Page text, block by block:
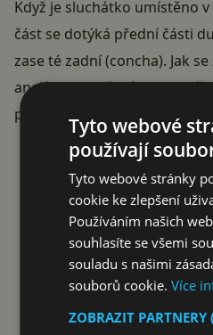
Když je sluchátko umístěno
část se dotýká přední části
zase té zadní (concha). Jak
analýzy okysličení krve se již
prý je proveditelná.
Tyto webové
používají
Tyto webové stránky
cookie ke zlepšení
Používáním našich
souhlasíte se všemi
souladu s našimi
souborů cookie.Více
ZOBRAZIT PARTNERY